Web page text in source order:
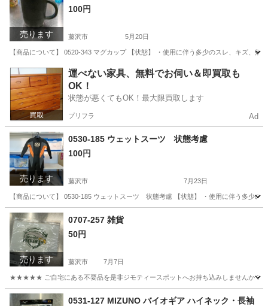
売ります
100円
藤沢市 5月20日
【商品について】 0520-343 マグカップ 【状態】 ・使用に伴う多少のスレ、キズ、
神奈川 藤沢市 生活雑貨 リユース
運べない家具、無料でお伺い＆即買取も
OK！
状態が悪くてもOK！最大限買取します
プリフラ Ad
売ります
0530-185 ウェットスーツ 状態考慮
100円
藤沢市 7月23日
【商品について】 0530-185 ウェットスーツ 状態考慮 【状態】 ・使用に伴う多少の
神奈川 藤沢市 マリンスポーツ
売ります
0707-257 雑貨
50円
藤沢市 7月7日
★★★★★ ご自宅にある不要品を是非ジモティースポットへお持ち込みしませんか？
神奈川 藤沢市 0531-127 MIZUNO バイオギア ハイネック・長袖